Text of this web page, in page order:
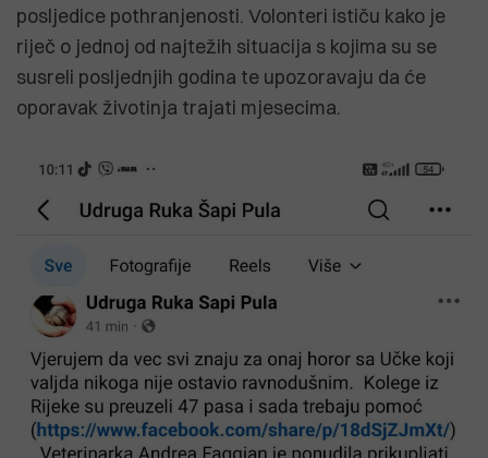
posljedice pothranjenosti. Volonteri ističu kako je
riječ o jednoj od najtežih situacija s kojima su se
susreli posljednjih godina te upozoravaju da će
oporavak životinja trajati mjesecima.